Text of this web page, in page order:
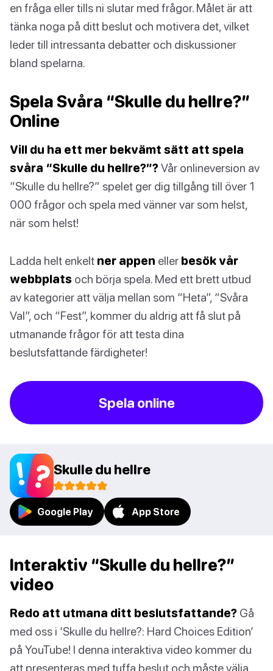
en fråga eller tills ni slutar med frågor. Målet är att
tänka noga på ditt beslut och motivera det, vilket
leder till intressanta debatter och diskussioner
bland spelarna.
Spela Svåra “Skulle du hellre?”
Online
Vill du ha ett mer bekvämt sätt att spela
svåra “Skulle du hellre?”?Vår onlineversion av
“Skulle du hellre?” spelet ger dig tillgång till över 1
000 frågor och spela med vänner var som helst,
när som helst!
Ladda helt enkelt ner appen eller besök vår
webbplats och börja spela. Med ett brett utbud
av kategorier att välja mellan som “Heta”, “Svåra
Val”, och “Fest”, kommer du aldrig att få slut på
utmanande frågor för att testa dina
beslutsfattande färdigheter!
Spela online
Skulle du hellre
Google Play App Store
Interaktiv “Skulle du hellre?”
video
Redo att utmana ditt beslutsfattande? Gå
med oss i ‘Skulle du hellre?: Hard Choices Edition’
på YouTube! I denna interaktiva video kommer du
att presenteras med tuffa beslut och måste välja